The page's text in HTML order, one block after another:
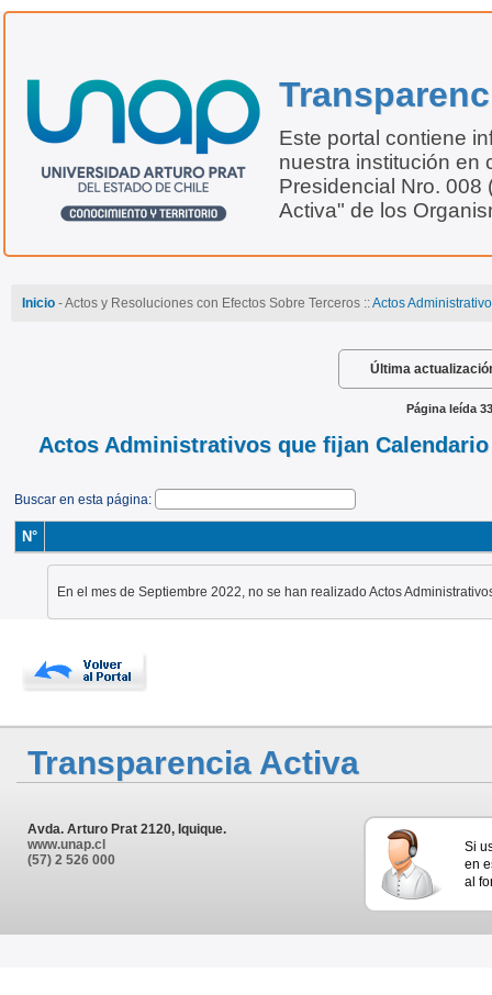
Este portal contiene
nuestra institución en
Presidencial Nro. 008
Activa" de los
Inicio- Actos y Resoluciones con Efectos Sobre Terceros ::Actos
Última
Página leída
Actos Administrativos que fijan
Buscar en esta página:
N°
En el mes de Septiembre 2022, no se han realizado Actos
Transparencia Activa
Avda. Arturo Prat 2120, Iquique.
www.unap.cl
(57) 2 526 000
Si
en
al